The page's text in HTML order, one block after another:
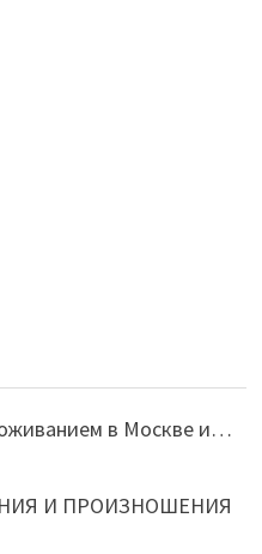
в Москве и…
И ПРОИЗНОШЕНИЯ